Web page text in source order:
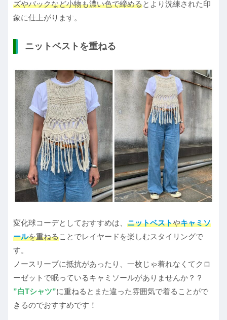
ズやバックなど小物も濃い色で締めるとより洗練された印
象に仕上がります。
ニットベストを重ねる
変化球コーデとしておすすめは、 ニットベストやキャミソ
ールを重ねることでレイヤードを楽しむスタイリングで
す。
ノースリーブに抵抗があったり、一枚じゃ着れなくてクロ
ーゼットで眠っているキャミソールがありませんか？？
”白Tシャツ”に重ねるとまた違った雰囲気で着ることがで
きるのでおすすめです！